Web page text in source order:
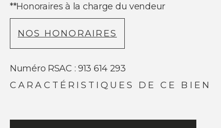
**Honoraires à la charge du vendeur
NOS HONORAIRES
Numéro RSAC : 913 614 293
CARACTÉRISTIQUES DE CE BIEN